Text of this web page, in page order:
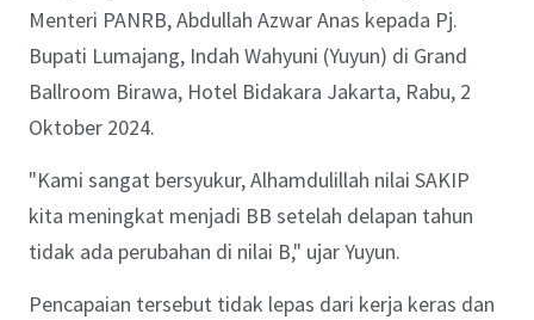
Menteri PANRB, Abdullah Azwar Anas kepada Pj.
Bupati Lumajang, Indah Wahyuni (Yuyun) di Grand
Ballroom Birawa, Hotel Bidakara Jakarta, Rabu, 2
Oktober 2024.
"Kami sangat bersyukur, Alhamdulillah nilai SAKIP
kita meningkat menjadi BB setelah delapan tahun
tidak ada perubahan di nilai B," ujar Yuyun.
Pencapaian tersebut tidak lepas dari kerja keras dan